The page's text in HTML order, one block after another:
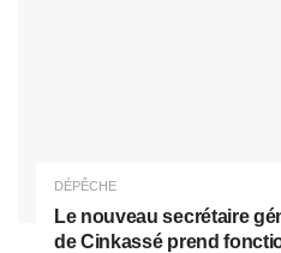
DÉPÊCHE
Le nouveau secrétaire
de Cinkassé prend